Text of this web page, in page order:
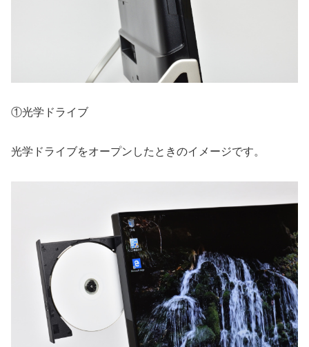
①光学ドライブ
光学ドライブをオープンしたときのイメージです。